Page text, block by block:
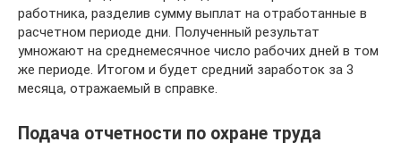
работника, разделив сумму выплат на отработанные в
расчетном периоде дни. Полученный результат
умножают на среднемесячное число рабочих дней в том
же периоде. Итогом и будет средний заработок за 3
месяца, отражаемый в справке.
Подача отчетности по охране труда